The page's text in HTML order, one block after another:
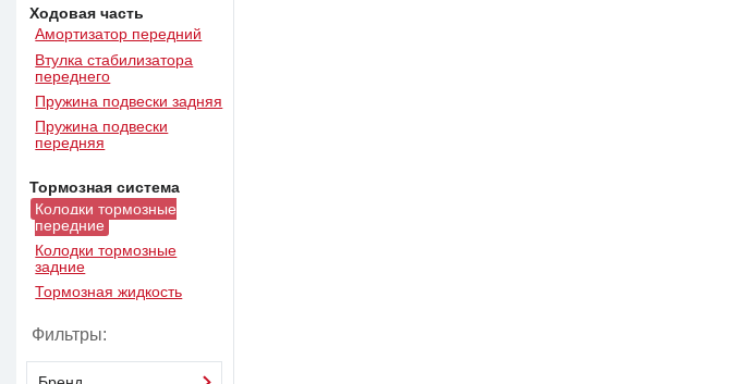
Ходовая часть
Амортизатор передний
Втулка стабилизатора
переднего
Пружина подвески задняя
Пружина подвески
передняя
Тормозная система
Колодки тормозные
передние
Колодки тормозные
задние
Тормозная жидкость
Фильтры: